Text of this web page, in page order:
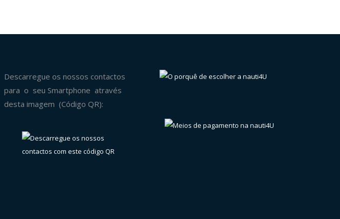
Descarregue os nossos contactos
para o seu Smartphone através
desta imagem (Código QR):